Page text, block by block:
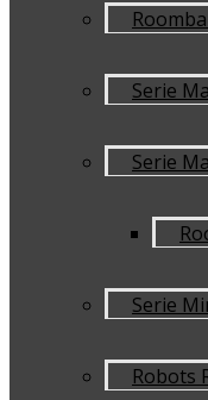
Serie
Serie
Serie
Robots